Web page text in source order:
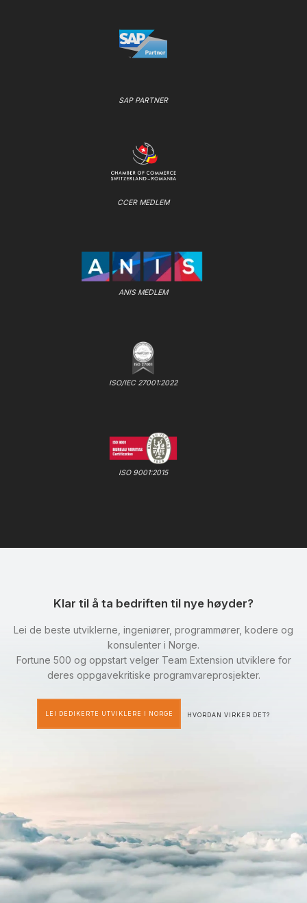
SAP PARTNER
CCER MEDLEM
ANIS MEDLEM
ISO/IEC 27001:2022
ISO 9001:2015
Klar til å ta bedriften til nye høyder?
Lei de beste utviklerne, ingeniører, programmører, kodere og
konsulenter i Norge.
Fortune 500 og oppstart velger Team Extension utviklere for
deres oppgavekritiske programvareprosjekter.
LEI DEDIKERTE UTVIKLERE I NORGE HVORDAN VIRKER DET?